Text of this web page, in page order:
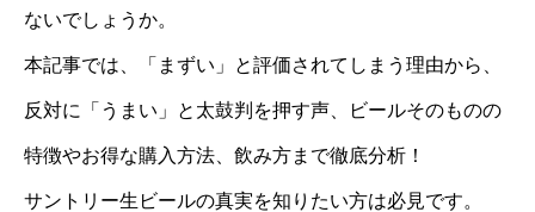
ないでしょうか。
本記事では、「まずい」と評価されてしまう理由から、
反対に「うまい」と太鼓判を押す声、ビールそのものの
特徴やお得な購入方法、飲み方まで徹底分析！
サントリー生ビールの真実を知りたい方は必見です。